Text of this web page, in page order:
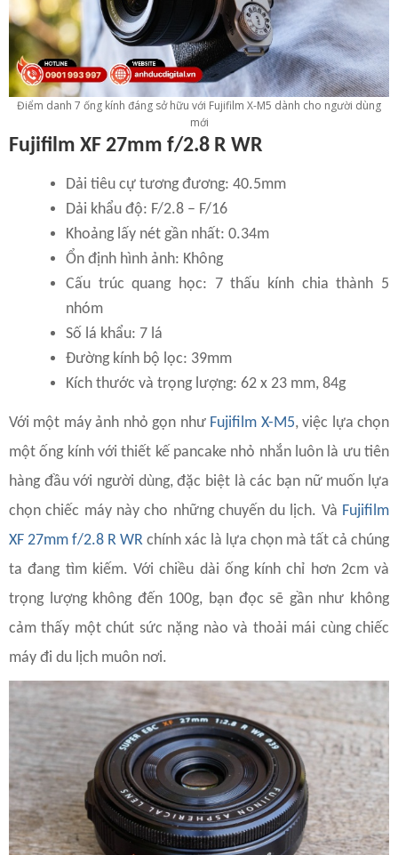
Điểm danh 7 ống kính đáng sở hữu với Fujifilm X-M5 dành cho người dùng
mới
Fujifilm XF 27mm f/2.8 R WR
Dải tiêu cự tương đương: 40.5mm
Dải khẩu độ: F/2.8 – F/16
Khoảng lấy nét gần nhất: 0.34m
Ổn định hình ảnh: Không
Cấu trúc quang học: 7 thấu kính chia thành 5
nhóm
Số lá khẩu: 7 lá
Đường kính bộ lọc: 39mm
Kích thước và trọng lượng: 62 x 23 mm, 84g
Với một máy ảnh nhỏ gọn như Fujifilm X-M5, việc lựa chọn
một ống kính với thiết kế pancake nhỏ nhắn luôn là ưu tiên
hàng đầu với người dùng, đặc biệt là các bạn nữ muốn lựa
chọn chiếc máy này cho những chuyến du lịch. Và Fujifilm
XF 27mm f/2.8 R WR chính xác là lựa chọn mà tất cả chúng
ta đang tìm kiếm. Với chiều dài ống kính chỉ hơn 2cm và
trọng lượng không đến 100g, bạn đọc sẽ gần như không
cảm thấy một chút sức nặng nào và thoải mái cùng chiếc
máy đi du lịch muôn nơi.